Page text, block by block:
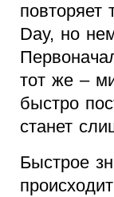
повторяет
Day, но
тот же –
быстро
станет
Быстрое